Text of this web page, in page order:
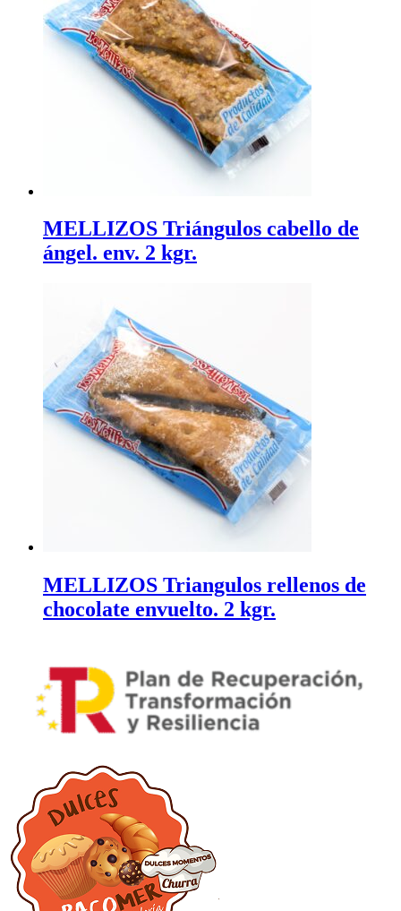
MELLIZOS Triángulos cabello de
ángel. env. 2 kgr.
MELLIZOS Triangulos rellenos de
chocolate envuelto. 2 kgr.